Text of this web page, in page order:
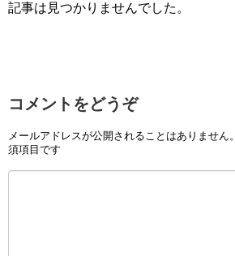
記事は見つかりませんでした。
コメントをどうぞ
メールアドレスが公開されることはありません。
須項目です